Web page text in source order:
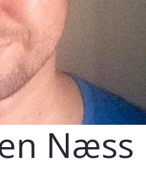
Næss